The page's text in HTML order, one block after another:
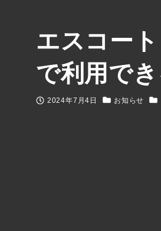
エスコー
で利用で
投稿日
2024年7月4日
カテゴリー
お知らせ
カ